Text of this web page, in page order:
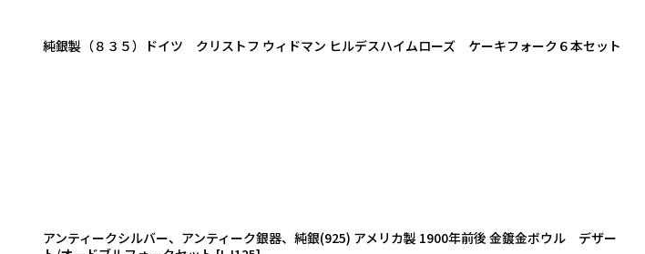
純銀製（８３５）ドイツ クリストフ ウィドマン ヒルデスハイムローズ ケーキフォーク６本セット
アンティークシルバー、アンティーク銀器、純銀(925) アメリカ製 1900年前後 金鍍金ボウル デザー